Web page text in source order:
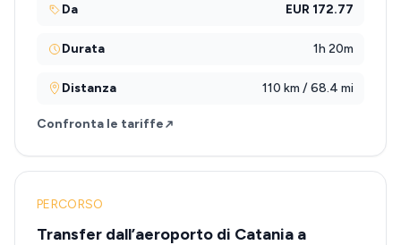
Da EUR 172.77
Durata 1h 20m
Distanza 110 km / 68.4 mi
Confronta le tariffe
PERCORSO
Transfer dall’aeroporto di Catania a